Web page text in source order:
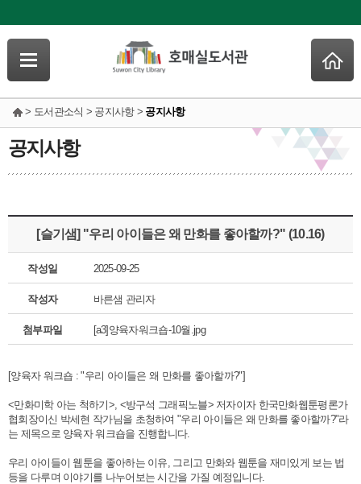
> 도서관소식 > 공지사항 > 공지사항
공지사항
[슬기샘] "우리 아이들은 왜 만화를 좋아할까?" (10.16)
작성일 2025-09-25
작성자 바른샘 관리자
첨부파일 [a3]양육자워크숍-10월.jpg
[양육자 워크숍 : "우리 아이들은 왜 만화를 좋아할까?"]
<만화미학 아는 척하기>, <방구석 그래픽노블> 저자이자 한국만화웹툰평론가
협회장이신 박세현 작가님을 초청하여 "우리 아이들은 왜 만화를 좋아할까?"라
는 제목으로 양육자 워크숍을 진행합니다.
우리 아이들이 웹툰을 좋아하는 이유, 그리고 만화와 웹툰을 재미있게 보는 법
등을 다루며 이야기를 나누어보는 시간을 가질 예정입니다.